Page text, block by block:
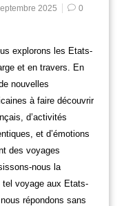
2025
0
explorons les Etats-
et en travers. En
nouvelles
à faire découvrir
d’activités
et d’émotions
des voyages
nous la
tel voyage aux Etats-
répondons sans